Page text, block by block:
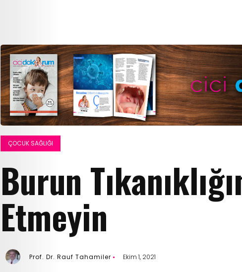
ÇOCUK SAĞLIĞI
Burun
Etmeyin
Prof. Dr. Rauf Tahamiler Ekim 1, 2021